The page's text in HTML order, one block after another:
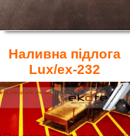
Наливна підлога
Lux/ex-232